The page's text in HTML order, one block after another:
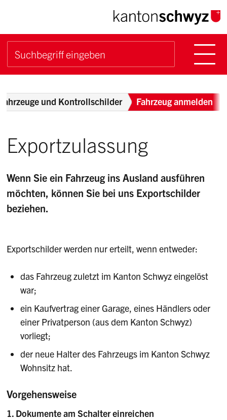
Navigieren im Kanton
Schnellnavigation
Suchbegriff
Breadcrumb
und Kontrollschilder Fahrzeug anmelden
Exportzulassung
Wenn Sie ein Fahrzeug ins Ausland ausführen
möchten, können Sie bei uns Exportschilder
beziehen.
Exportschilder werden nur erteilt, wenn entweder:
das Fahrzeug zuletzt im Kanton Schwyz eingelöst
war;
ein Kaufvertrag einer Garage, eines Händlers oder
einer Privatperson (aus dem Kanton Schwyz)
vorliegt;
der neue Halter des Fahrzeugs im Kanton Schwyz
Wohnsitz hat.
Vorgehensweise
1. Dokumente am Schalter einreichen